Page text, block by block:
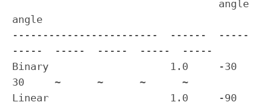
angle
------------------------  ------  -----
-----  -----  -----  -----  -----
Binary                    1.0     -30
30     ~      ~      ~      ~
Linear                    1.0     -90